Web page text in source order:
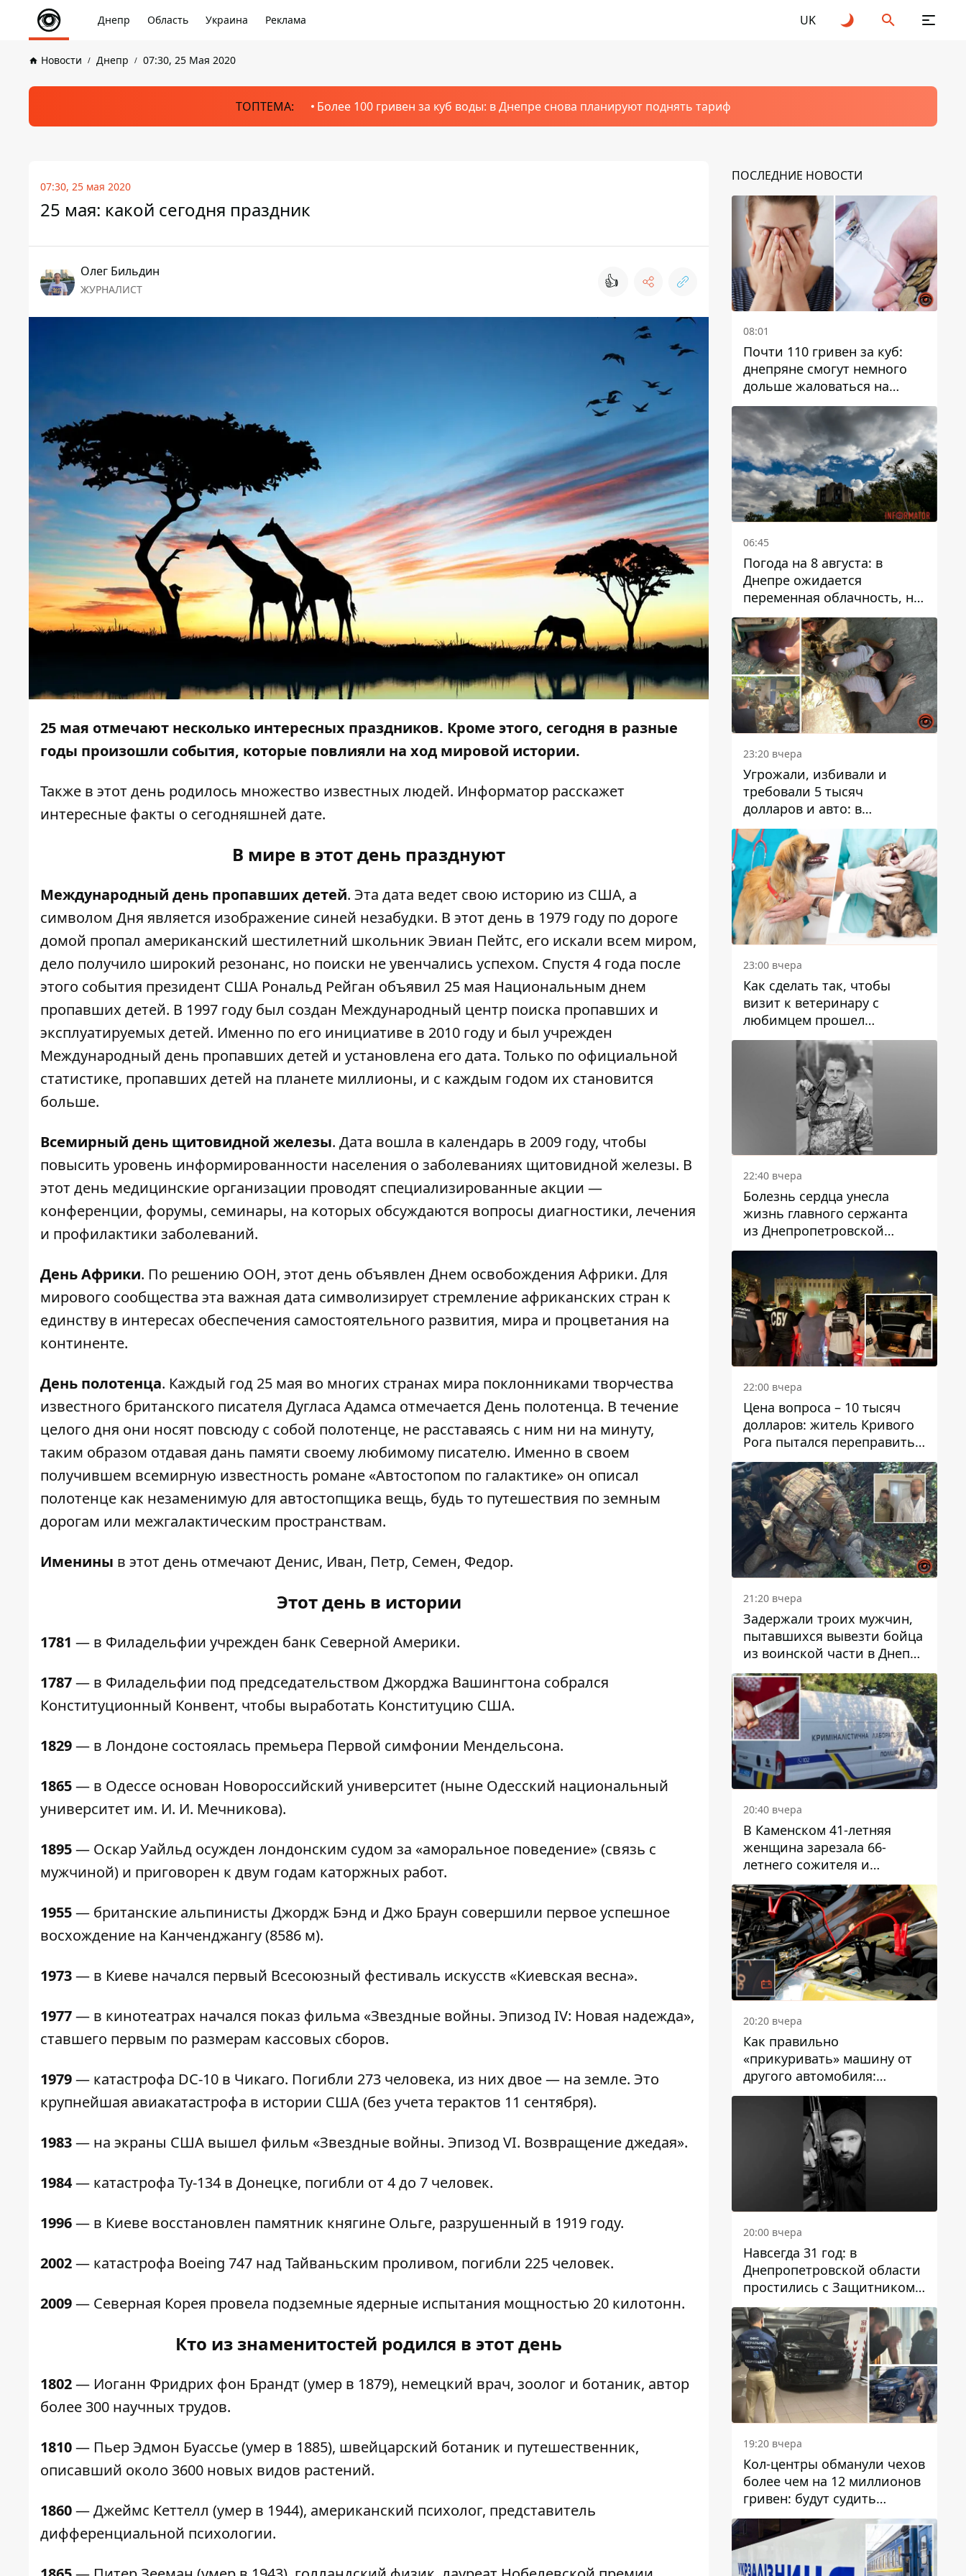
Днепр Область Украина Реклама UK
Новости Днепр 07:30, 25 Мая 2020
ТОПТЕМА: Более 100 гривен за куб воды: в Днепре снова планируют поднять тариф
07:30, 25 мая 2020
25 мая: какой сегодня праздник
Олег Бильдин
ЖУРНАЛИСТ 👍
25 мая отмечают несколько интересных праздников. Кроме этого, сегодня в разные
годы произошли события, которые повлияли на ход мировой истории.
Также в этот день родилось множество известных людей. Информатор расскажет
интересные факты о сегодняшней дате.
В мире в этот день празднуют
Международный день пропавших детей. Эта дата ведет свою историю из США, а
символом Дня является изображение синей незабудки. В этот день в 1979 году по дороге
домой пропал американский шестилетний школьник Эвиан Пейтс, его искали всем миром,
дело получило широкий резонанс, но поиски не увенчались успехом. Спустя 4 года после
этого события президент США Рональд Рейган объявил 25 мая Национальным днем
пропавших детей. В 1997 году был создан Международный центр поиска пропавших и
эксплуатируемых детей. Именно по его инициативе в 2010 году и был учрежден
Международный день пропавших детей и установлена его дата. Только по официальной
статистике, пропавших детей на планете миллионы, и с каждым годом их становится
больше.
Всемирный день щитовидной железы. Дата вошла в календарь в 2009 году, чтобы
повысить уровень информированности населения о заболеваниях щитовидной железы. В
этот день медицинские организации проводят специализированные акции —
конференции, форумы, семинары, на которых обсуждаются вопросы диагностики, лечения
и профилактики заболеваний.
День Африки. По решению ООН, этот день объявлен Днем освобождения Африки. Для
мирового сообщества эта важная дата символизирует стремление африканских стран к
единству в интересах обеспечения самостоятельного развития, мира и процветания на
континенте.
День полотенца. Каждый год 25 мая во многих странах мира поклонниками творчества
известного британского писателя Дугласа Адамса отмечается День полотенца. В течение
целого дня они носят повсюду с собой полотенце, не расставаясь с ним ни на минуту,
таким образом отдавая дань памяти своему любимому писателю. Именно в своем
получившем всемирную известность романе «Автостопом по галактике» он описал
полотенце как незаменимую для автостопщика вещь, будь то путешествия по земным
дорогам или межгалактическим пространствам.
Именины в этот день отмечают Денис, Иван, Петр, Семен, Федор.
Этот день в истории
1781 — в Филадельфии учрежден банк Северной Америки.
1787— в Филадельфии под председательством Джорджа Вашингтона собрался
Конституционный Конвент, чтобы выработать Конституцию США.
1829— в Лондоне состоялась премьера Первой симфонии Мендельсона.
1865— в Одессе основан Новороссийский университет (ныне Одесский национальный
университет им. И. И. Мечникова).
1895— Оскар Уайльд осужден лондонским судом за «аморальное поведение» (связь с
мужчиной) и приговорен к двум годам каторжных работ.
1955— британские альпинисты Джордж Бэнд и Джо Браун совершили первое успешное
восхождение на Канченджангу (8586 м).
1973— в Киеве начался первый Всесоюзный фестиваль искусств «Киевская весна».
1977— в кинотеатрах начался показ фильма «Звездные войны. Эпизод IV: Новая надежда»,
ставшего первым по размерам кассовых сборов.
1979— катастрофа DC-10 в Чикаго. Погибли 273 человека, из них двое — на земле. Это
крупнейшая авиакатастрофа в истории США (без учета терактов 11 сентября).
1983— на экраны США вышел фильм «Звездные войны. Эпизод VI. Возвращение джедая».
1984— катастрофа Ту-134 в Донецке, погибли от 4 до 7 человек.
1996— в Киеве восстановлен памятник княгине Ольге, разрушенный в 1919 году.
2002— катастрофа Boeing 747 над Тайваньским проливом, погибли 225 человек.
2009— Северная Корея провела подземные ядерные испытания мощностью 20 килотонн.
Кто из знаменитостей родился в этот день
1802— Иоганн Фридрих фон Брандт (умер в 1879), немецкий врач, зоолог и ботаник, автор
более 300 научных трудов.
1810— Пьер Эдмон Буассье (умер в 1885), швейцарский ботаник и путешественник,
описавший около 3600 новых видов растений.
1860— Джеймс Кеттелл (умер в 1944), американский психолог, представитель
дифференциальной психологии.
ПОСЛЕДНИЕ НОВОСТИ
08:01
Почти 110 гривен за куб:
днепряне смогут немного
дольше жаловаться на
запланированные тарифы
на воду на 2027 год
06:45
Погода на 8 августа: в
Днепре ожидается
переменная облачность, но
может пойти дождь
23:20 вчера
Угрожали, избивали и
требовали 5 тысяч
долларов и авто: в
Павлограде задержали двух
мужчин
23:00 вчера
Как сделать так, чтобы
визит к ветеринару с
любимцем прошел
спокойно: простые советы
22:40 вчера
Болезнь сердца унесла
жизнь главного сержанта
из Днепропетровской
области Юрия Свистуна
22:00 вчера
Цена вопроса – 10 тысяч
долларов: житель Кривого
Рога пытался переправить
мужчину в Словакию
21:20 вчера
Задержали троих мужчин,
пытавшихся вывезти бойца
из воинской части в Днепр
за 7 тысяч долларов: среди
них был врач
20:40 вчера
В Каменском 41-летняя
женщина зарезала 66-
летнего сожителя и
пыталась обмануть
полицейских
20:20 вчера
Как правильно
«прикуривать» машину от
другого автомобиля:
инструкция для водителей
20:00 вчера
Навсегда 31 год: в
Днепропетровской области
простились с Защитником
Александром Репиным
19:20 вчера
Кол-центры обманули чехов
более чем на 12 миллионов
гривен: будут судить
днепрянина,
организовавшего
транснациональную
преступную организацию